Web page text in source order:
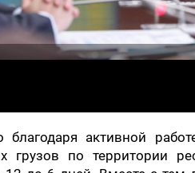
активной
грузов по территории